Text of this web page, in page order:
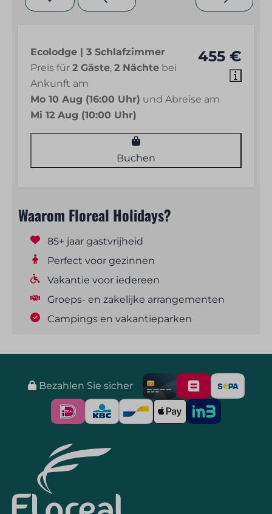
455 €
Ecolodge | 3 Schlafzimmer
Preis für 2 Gäste, 2 Nächte bei
Ankunft am
Mo 10 Aug (16:00 Uhr) und Abreise am
Mi 12 Aug (10:00 Uhr)
Buchen
Waarom Floreal Holidays?
85+ jaar gastvrijheid
Perfect voor gezinnen
Vakantie voor iedereen
Groeps- en zakelijke arrangementen
Campings en vakantieparken
Bezahlen Sie sicher